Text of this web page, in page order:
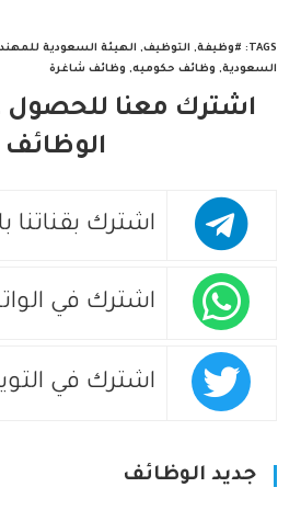
TAGS
: #وظيفة, التوظيف, الهيئة السعودية
السعودية, وظائف حكوميه, وظائف شاغرة
اشترك معنا للحصول
الوظائف
اشترك بقناتنا
اشترك في
اشترك في
جديد الوظائف